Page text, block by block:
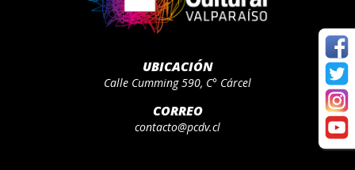
UBICACIÓN
Calle Cumming 590, C° Cárcel
CORREO
contacto@pcdv.cl